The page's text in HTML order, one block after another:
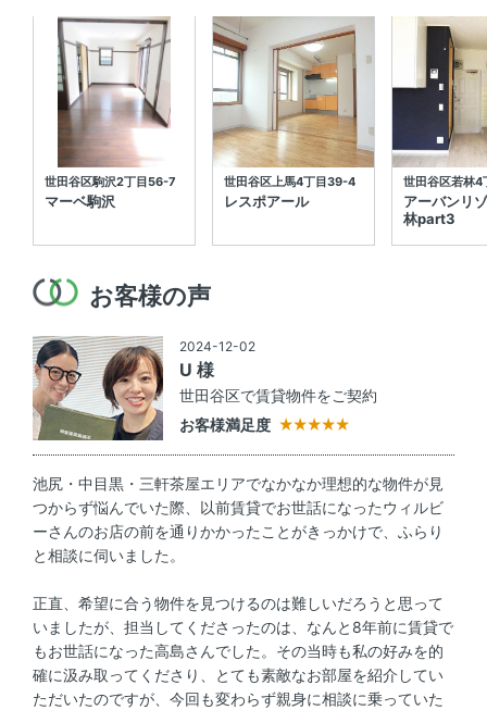
世田谷区駒沢2丁目56-7
マーベ駒沢
世田谷区上馬4丁目39-4
レスポアール
世田谷区若林4
アーバンリ
林part3
お客様の声
2024-12-02
U 様
世田谷区で賃貸物件をご契約
お客様満足度
池尻・中目黒・三軒茶屋エリアでなかなか理想的な物件が見
つからず悩んでいた際、以前賃貸でお世話になったウィルビ
ーさんのお店の前を通りかかったことがきっかけで、ふらり
と相談に伺いました。
正直、希望に合う物件を見つけるのは難しいだろうと思って
いましたが、担当してくださったのは、なんと8年前に賃貸で
もお世話になった高島さんでした。その当時も私の好みを的
確に汲み取ってくださり、とても素敵なお部屋を紹介してい
ただいたのですが、今回も変わらず親身に相談に乗っていた